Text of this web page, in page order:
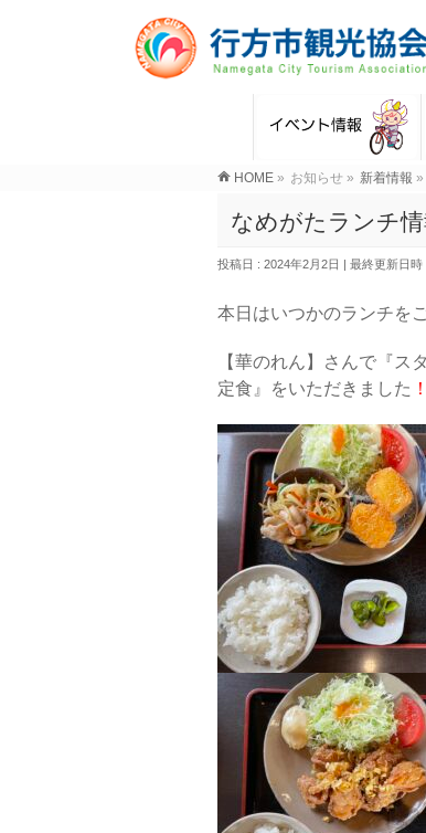
HOME » お知らせ » 新着情報 »
なめがたランチ
投稿日 : 2024年2月2日 最終更新日時
本日はいつかのランチを
【華のれん】さんで『ス
定食』をいただきました